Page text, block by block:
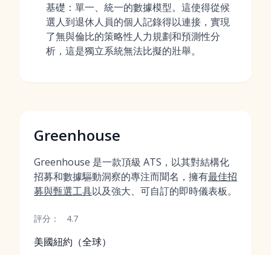
基礎：單一、統一的數據模型。這使得從候
選人到退休人員的個人記錄得以連接，實現
了無與倫比的策略性人力規劃和預測性分
析，這是獨立系統無法比擬的壯舉。
Greenhouse
Greenhouse 是一款頂級 ATS，以其對結構化
招募和數據驅動洞察的專注而聞名，擁有最佳招
募與甄選工具以及強大、可自訂的即時儀表板。
評分： 4.7
美國紐約（全球）